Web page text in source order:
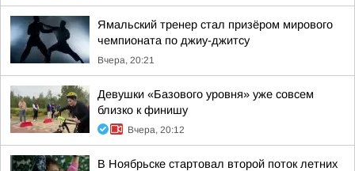
Ямальский тренер стал призёром мирового
чемпионата по джиу-джитсу
Вчера, 20:21
Девушки «Базового уровня» уже совсем
близко к финишу
Вчера, 20:12
В Ноябрьске стартовал второй поток летних